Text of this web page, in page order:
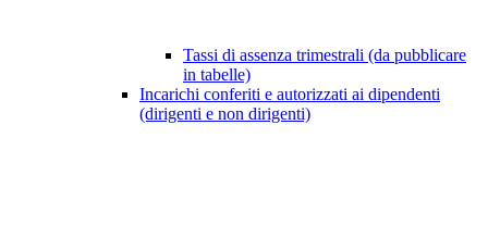
Tassi di assenza trimestrali (da pubblicare
in tabelle)
Incarichi conferiti e autorizzati ai dipendenti
(dirigenti e non dirigenti)